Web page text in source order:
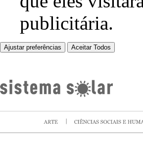
publicitária.
Ajustar preferências Aceitar Todos